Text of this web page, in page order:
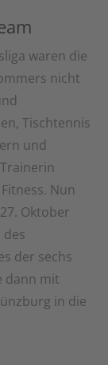
waren die
nicht
Tischtennis
und
Nun
Oktober
der sechs
dann mit
in die